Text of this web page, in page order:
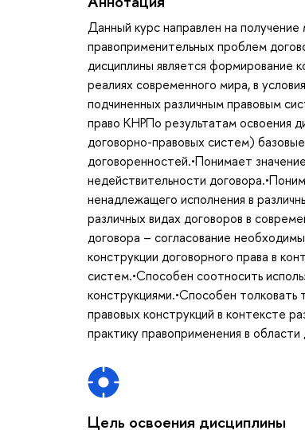
Данный курс направлен на
правоприменительных проблем
дисциплины является формирование
реалиях современного мира, в
подчиненных различным правовым
право КНРПо результатам освоения
договорно-правовых систем)
договоренностей.•Понимает
недействительности
ненадлежащего исполнения в
различных видах договоров в
договора – согласование
конструкции договорного права в
систем.•Способен соотносить
конструкциями.•Способен
правовых конструкций в контексте
практику правоприменения в области
Цель освоения дисциплины